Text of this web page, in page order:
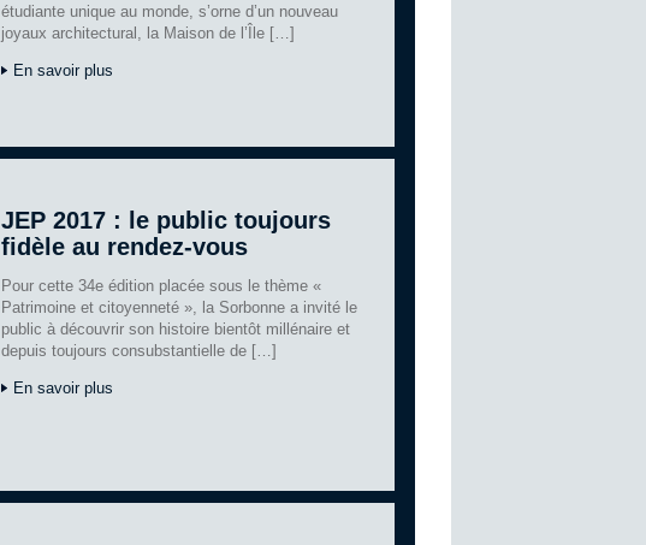
étudiante unique au monde, s’orne d’un nouveau
joyaux architectural, la Maison de l’Île […]
En savoir plus
JEP 2017 : le public toujours
fidèle au rendez-vous
Pour cette 34e édition placée sous le thème «
Patrimoine et citoyenneté », la Sorbonne a invité le
public à découvrir son histoire bientôt millénaire et
depuis toujours consubstantielle de […]
En savoir plus